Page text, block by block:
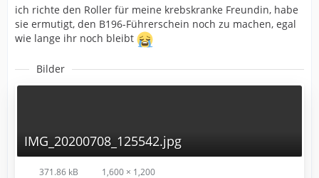
ich richte den Roller für meine krebskranke Freundin, habe
sie ermutigt, den B196-Führerschein noch zu machen, egal
wie lange ihr noch bleibt
Bilder
IMG_20200708_125542.jpg
371.86 kB 1,600 × 1,200